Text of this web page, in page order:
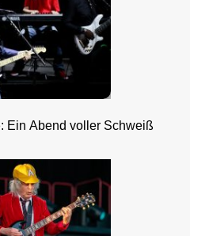
Ein Abend voller Schweiß